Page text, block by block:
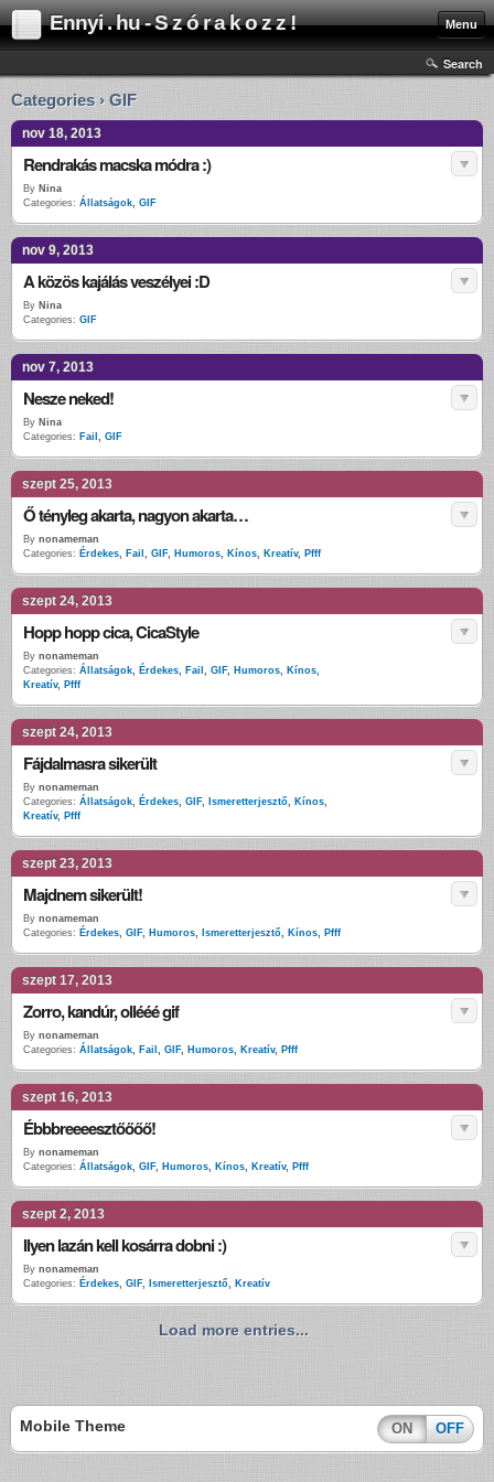
Ennyi . hu - S z ó r a k o z z ! Menu
Search
Categories › GIF
nov 18, 2013
Rendrakás macska módra :)
By Nina
Categories: Állatságok, GIF
nov 9, 2013
A közös kajálás veszélyei :D
By Nina
Categories: GIF
nov 7, 2013
Nesze neked!
By Nina
Categories: Fail , GIF
szept 25, 2013
Ő tényleg akarta, nagyon akarta…
By nonameman
Categories: Érdekes, Fail , GIF, Humoros, Kínos, Kreatív, Pfff
szept 24, 2013
Hopp hopp cica, CicaStyle
By nonameman
Categories: Állatságok, Érdekes, Fail , GIF, Humoros, Kínos,
Kreatív, Pfff
szept 24, 2013
Fájdalmasra sikerült
By nonameman
Categories: Állatságok, Érdekes, GIF, Ismeretterjesztő, Kínos,
Kreatív, Pfff
szept 23, 2013
Majdnem sikerült!
By nonameman
Categories: Érdekes, GIF, Humoros, Ismeretterjesztő, Kínos, Pfff
szept 17, 2013
Zorro, kandúr, ollééé gif
By nonameman
Categories: Állatságok, Fail , GIF, Humoros, Kreatív, Pfff
szept 16, 2013
Ébbbreeeesztőőőő!
By nonameman
Categories: Állatságok, GIF, Humoros, Kínos, Kreatív, Pfff
szept 2, 2013
Ilyen lazán kell kosárra dobni :)
By nonameman
Categories: Érdekes, GIF, Ismeretterjesztő, Kreatív
Load more entries...
Mobile Theme ON OFF